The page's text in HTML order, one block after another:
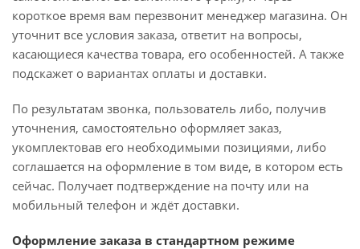
короткое время вам перезвонит менеджер магазина. Он
уточнит все условия заказа, ответит на вопросы,
касающиеся качества товара, его особенностей. А также
подскажет о вариантах оплаты и доставки.
По результатам звонка, пользователь либо, получив
уточнения, самостоятельно оформляет заказ,
укомплектовав его необходимыми позициями, либо
соглашается на оформление в том виде, в котором есть
сейчас. Получает подтверждение на почту или на
мобильный телефон и ждёт доставки.
Оформление заказа в стандартном режиме